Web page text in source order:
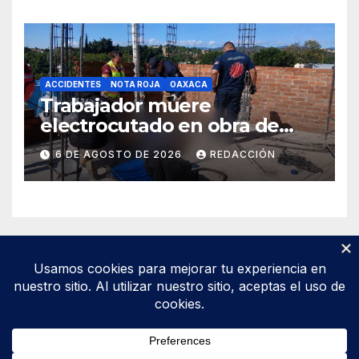
ACCIDENTES NOTA ROJA OAXACA
Trabajador muere
electrocutado en obra de
Soledad Etla; dos jóvenes
resultan gravemente
lesionados
6 DE AGOSTO DE 2026 REDACCIÓN